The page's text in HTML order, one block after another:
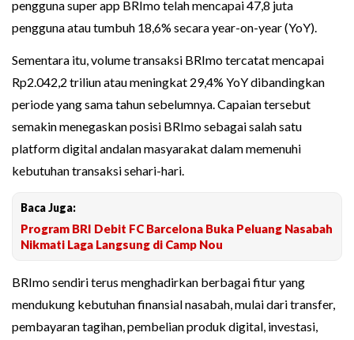
pengguna super app BRImo telah mencapai 47,8 juta
pengguna atau tumbuh 18,6% secara year-on-year (YoY).
Sementara itu, volume transaksi BRImo tercatat mencapai
Rp2.042,2 triliun atau meningkat 29,4% YoY dibandingkan
periode yang sama tahun sebelumnya. Capaian tersebut
semakin menegaskan posisi BRImo sebagai salah satu
platform digital andalan masyarakat dalam memenuhi
kebutuhan transaksi sehari-hari.
Baca Juga:
Program BRI Debit FC Barcelona Buka Peluang Nasabah
Nikmati Laga Langsung di Camp Nou
BRImo sendiri terus menghadirkan berbagai fitur yang
mendukung kebutuhan finansial nasabah, mulai dari transfer,
pembayaran tagihan, pembelian produk digital, investasi,